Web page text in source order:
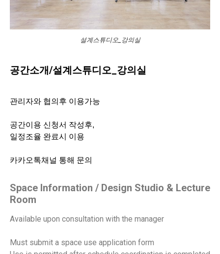
설계스튜디오_강의실
공간소개/설계스튜디오_강의실
관리자와 협의후 이용가능
공간이용 신청서 작성후,
일정조율 완료시 이용
카카오톡채널 통해 문의
Space Information / Design Studio & Lecture
Room
Available upon consultation with the manager
Must submit a space use application form